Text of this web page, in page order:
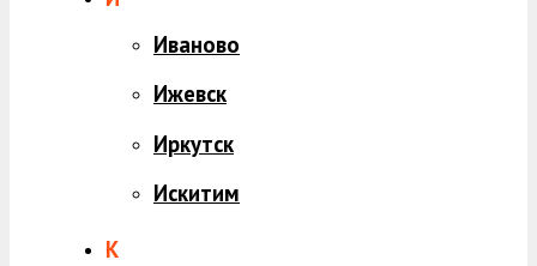
Иваново
Ижевск
Иркутск
Искитим
К